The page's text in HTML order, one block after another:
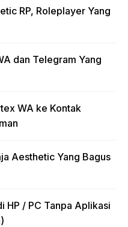
RP, Roleplayer Yang
dan Telegram Yang
WA ke Kontak
Aesthetic Yang Bagus
HP / PC Tanpa Aplikasi